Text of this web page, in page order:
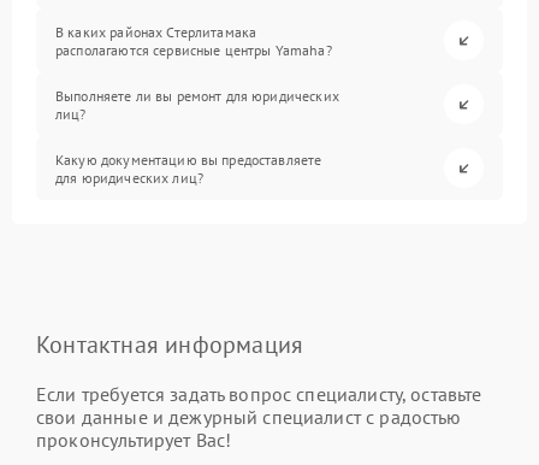
В каких районах Стерлитамака
располагаются сервисные центры Yamaha?
Выполняете ли вы ремонт для юридических
лиц?
Какую документацию вы предоставляете
для юридических лиц?
Контактная информация
Если требуется задать вопрос специалисту, оставьте
свои данные и дежурный специалист с радостью
проконсультирует Вас!